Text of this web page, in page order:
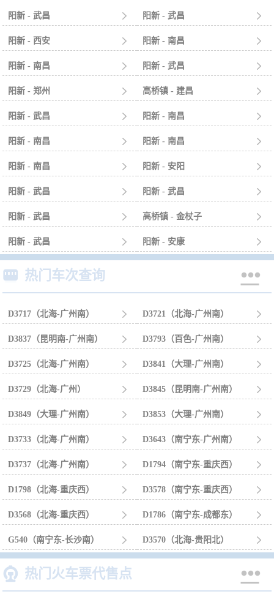
阳新 - 武昌  阳新 - 武昌 
阳新 - 西安  阳新 - 南昌 
阳新 - 南昌  阳新 - 武昌 
阳新 - 郑州  高桥镇 - 建昌 
阳新 - 武昌  阳新 - 南昌 
阳新 - 南昌  阳新 - 南昌 
阳新 - 南昌  阳新 - 安阳 
阳新 - 武昌  阳新 - 武昌 
阳新 - 武昌  高桥镇 - 金杖子 
阳新 - 武昌  阳新 - 安康 
 热门车次查询 
D3717（北海-广州南）  D3721（北海-广州南） 
D3837（昆明南-广州南）  D3793（百色-广州南） 
D3725（北海-广州南）  D3841（大理-广州南） 
D3729（北海-广州）  D3845（昆明南-广州南） 
D3849（大理-广州南）  D3853（大理-广州南） 
D3733（北海-广州南）  D3643（南宁东-广州南） 
D3737（北海-广州南）  D1794（南宁东-重庆西） 
D1798（北海-重庆西）  D3578（南宁东-重庆西） 
D3568（北海-重庆西）  D1786（南宁东-成都东） 
G540（南宁东-长沙南）  D3570（北海-贵阳北） 
 热门火车票代售点 